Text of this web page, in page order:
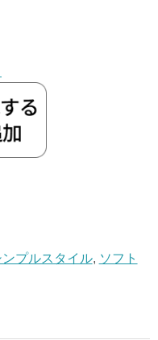
ンプルスタイル, ソフト